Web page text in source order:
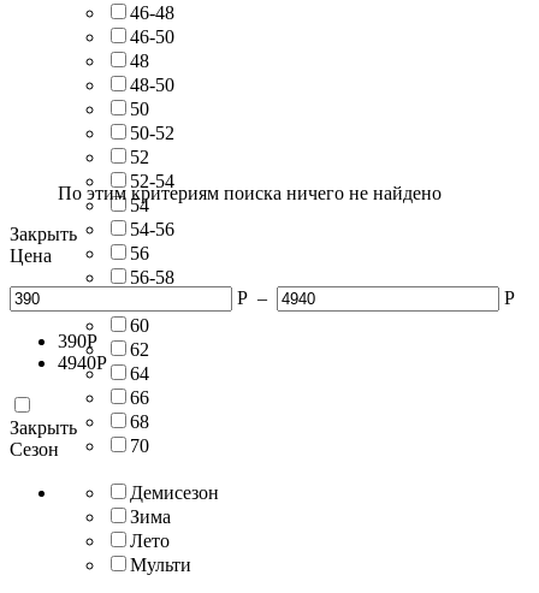
46-48
46-50
48
48-50
50
50-52
52
52-54
54
54-56
56
56-58
60
62
64
66
68
70
По этим критериям поиска ничего не найдено
Закрыть
Цена
Р – Р
390Р
4940Р
Закрыть
Сезон
Демисезон
Зима
Лето
Мульти